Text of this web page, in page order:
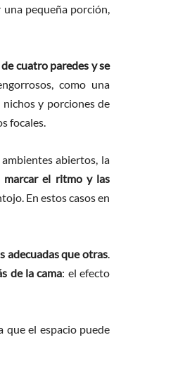
pequeña porción,
cuatro paredes y se
como una
y porciones de
focales.
abiertos, la
marcar el ritmo y las
En estos casos en
adecuadas que otras.
de la cama: el efecto
que el espacio puede